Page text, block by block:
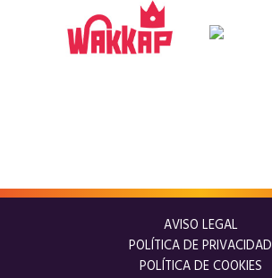
AVISO LEGAL
POLÍTICA DE PRIVACIDAD
POLÍTICA DE COOKIES